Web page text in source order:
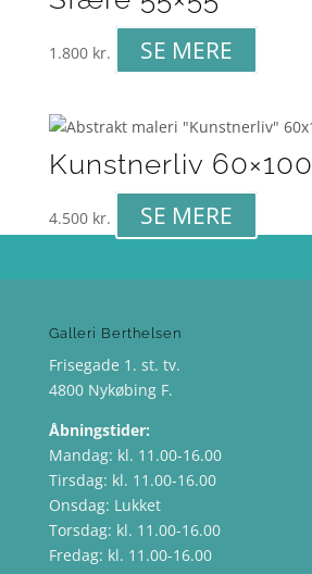
1.800 kr. SE MERE
Kunstnerliv 60×100
4.500 kr. SE MERE
Galleri Berthelsen
Frisegade 1. st. tv.
4800 Nykøbing F.
Åbningstider:
Mandag: kl. 11.00-16.00
Tirsdag: kl. 11.00-16.00
Onsdag: Lukket
Torsdag: kl. 11.00-16.00
Fredag: kl. 11.00-16.00